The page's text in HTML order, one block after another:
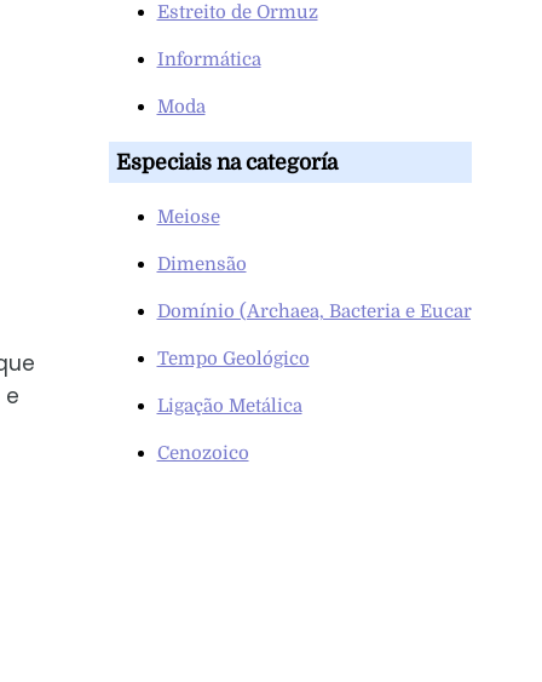
Estreito de Ormuz
Informática
Moda
Especiais na categoría
Meiose
Dimensão
Domínio (Archaea, Bacteria e Eucarya)
Tempo Geológico
Ligação Metálica
Cenozoico